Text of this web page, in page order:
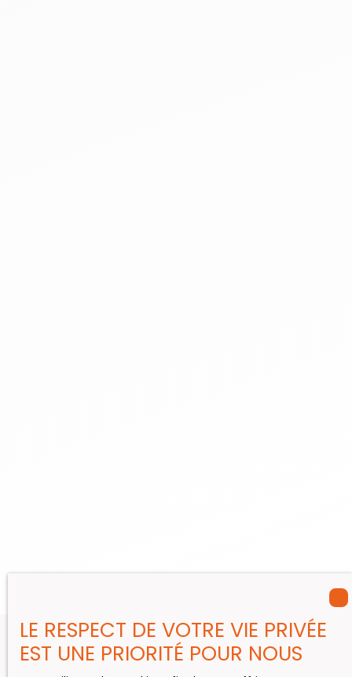
LE RESPECT DE VOTRE VIE PRIVÉE
EST UNE PRIORITÉ POUR NOUS